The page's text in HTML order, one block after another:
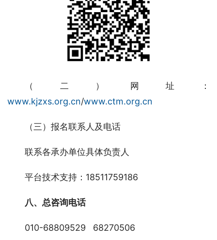
（二）网址：
www.kjzxs.org.cn/www.ctm.org.cn
（三）报名联系人及电话
联系各承办单位具体负责人
平台技术支持：18511759186
八、总咨询电话
010-68809529   68270506